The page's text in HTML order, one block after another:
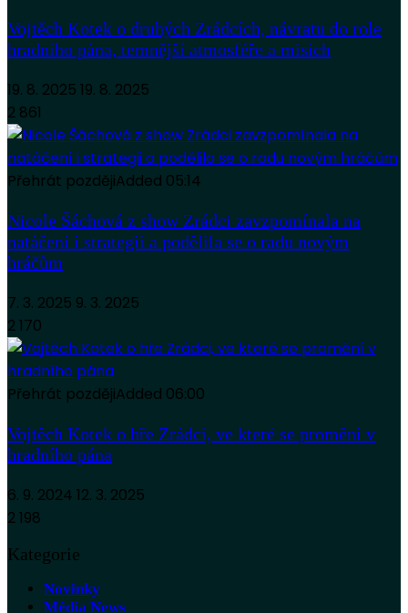
Vojtěch Kotek o druhých Zrádcích, návratu do role
hradního pána, temnější atmosféře a misích
19. 8. 2025 19. 8. 2025
2 861
Přehrát pozdějiAdded 05:14
Nicole Šáchová z show Zrádci zavzpomínala na
natáčení i strategii a podělila se o radu novým
hráčům
7. 3. 2025 9. 3. 2025
2 170
Přehrát pozdějiAdded 06:00
Vojtěch Kotek o hře Zrádci, ve které se promění v
hradního pána
6. 9. 2024 12. 3. 2025
2 198
Kategorie
Novinky
Média News